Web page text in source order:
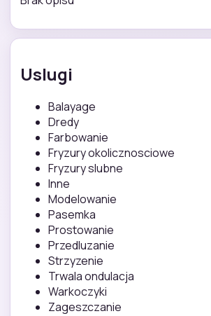
Uslugi
Balayage
Dredy
Farbowanie
Fryzury okolicznosciowe
Fryzury slubne
Inne
Modelowanie
Pasemka
Prostowanie
Przedluzanie
Strzyzenie
Trwala ondulacja
Warkoczyki
Zageszczanie